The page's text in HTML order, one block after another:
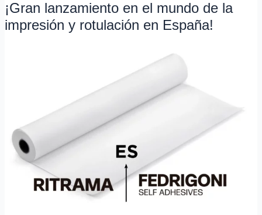
¡Gran lanzamiento en el mundo de la
impresión y rotulación en España!
¡Gran
lanzamiento
en
rotulación
en
España!